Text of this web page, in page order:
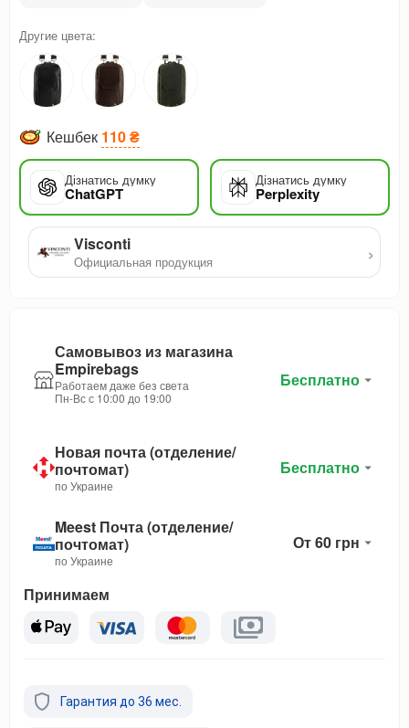
Другие цвета:
Кешбек 110 ₴
Дізнатись думку
ChatGPT
Дізнатись думку
Perplexity
Visconti
Официальная продукция ›
Самовывоз из магазина
Empirebags
Работаем даже без света
Пн-Вс с 10:00 до 19:00
Бесплатно
Новая почта (отделение/
почтомат)
по Украине
Бесплатно
Meest Почта (отделение/
почтомат)
по Украине
От 60 грн
Принимаем
Гарантия до 36 мес.